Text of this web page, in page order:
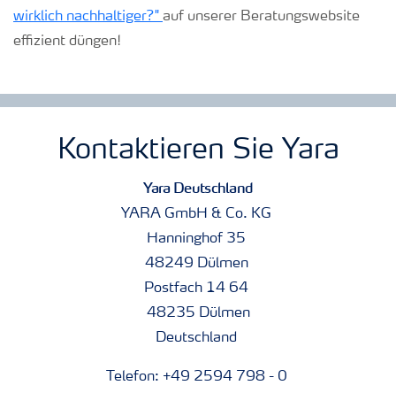
wirklich nachhaltiger?" auf unserer Beratungswebsite
effizient düngen!
Kontaktieren Sie Yara
Yara Deutschland
YARA GmbH & Co. KG
Hanninghof 35
48249 Dülmen
Postfach 14 64
48235 Dülmen
Deutschland
Telefon: +49 2594 798 - 0